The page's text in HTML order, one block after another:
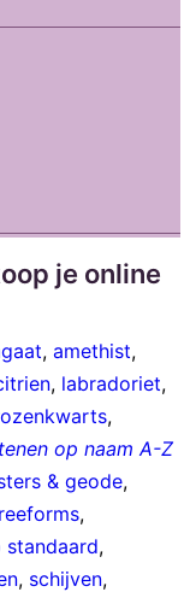
je online
, amethist,
, labradoriet,
,
op naam A-Z
& geode,
,
standaard,
, schijven,